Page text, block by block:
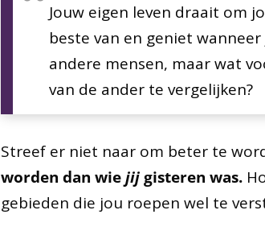
Jouw eigen leven draait om
beste van en geniet
andere mensen, maar wat
van de ander te vergelijken?
Streef er niet naar om beter te
worden dan wiejijgisteren was.
gebieden die jou roepen wel te